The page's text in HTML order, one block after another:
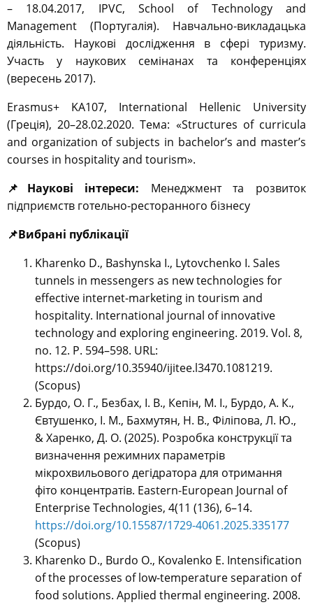
– 18.04.2017, IPVC, School of Technology and
Management (Португалія). Навчально-викладацька
діяльність. Наукові дослідження в сфері туризму.
Участь у наукових семінанах та конференціях
(вересень 2017).
Erasmus+ KA107, International Hellenic University
(Греція), 20–28.02.2020. Тема: «Structures of curricula
and organization of subjects in bachelor’s and master’s
courses in hospitality and tourism».
📌 Наукові інтереси: Менеджмент та розвиток
підприємств готельно-ресторанного бізнесу
📌Вибрані публікації
Kharenko D., Bashynska I., Lytovchenko I. Sales
tunnels in messengers as new technologies for
effective internet-marketing in tourism and
hospitality. International journal of innovative
technology and exploring engineering. 2019. Vol. 8,
no. 12. P. 594–598. URL:
https://doi.org/10.35940/ijitee.l3470.1081219.
(Scopus)
Бурдо, О. Г., Безбах, І. В., Кепін, М. І., Бурдо, А. К.,
Євтушенко, І. М., Бахмутян, Н. В., Філіпова, Л. Ю.,
& Харенко, Д. О. (2025). Розробка конструкції та
визначення режимних параметрів
мікрохвильового дегідратора для отримання
фіто концентратів. Eastern-European Journal of
Enterprise Technologies, 4(11 (136), 6–14.
https://doi.org/10.15587/1729-4061.2025.335177
(Scopus)
Kharenko D., Burdo O., Kovalenko E. Intensification
of the processes of low-temperature separation of
food solutions. Applied thermal engineering. 2008.